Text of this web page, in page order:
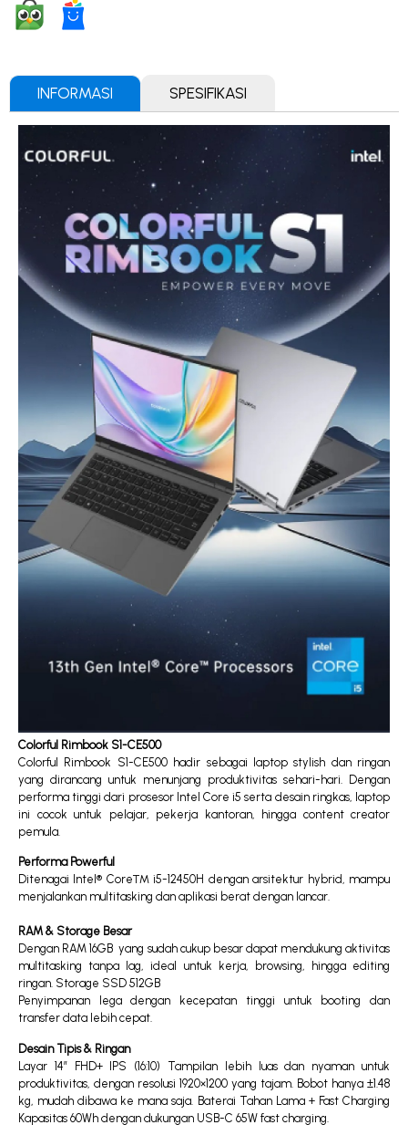
INFORMASI SPESIFIKASI
Colorful Rimbook S1-CE500
Colorful Rimbook S1-CE500 hadir sebagai laptop stylish dan ringan
yang dirancang untuk menunjang produktivitas sehari-hari. Dengan
performa tinggi dari prosesor Intel Core i5 serta desain ringkas, laptop
ini cocok untuk pelajar, pekerja kantoran, hingga content creator
pemula.
Performa Powerful
Ditenagai Intel® Core™ i5-12450H dengan arsitektur hybrid, mampu
menjalankan multitasking dan aplikasi berat dengan lancar.
RAM & Storage Besar
Dengan RAM 16GB yang sudah cukup besar dapat mendukung aktivitas
multitasking tanpa lag, ideal untuk kerja, browsing, hingga editing
ringan. Storage SSD 512GB
Penyimpanan lega dengan kecepatan tinggi untuk booting dan
transfer data lebih cepat.
Desain Tipis & Ringan
Layar 14” FHD+ IPS (16:10) Tampilan lebih luas dan nyaman untuk
produktivitas, dengan resolusi 1920×1200 yang tajam. Bobot hanya ±1.48
kg, mudah dibawa ke mana saja. Baterai Tahan Lama + Fast Charging
Kapasitas 60Wh dengan dukungan USB-C 65W fast charging.